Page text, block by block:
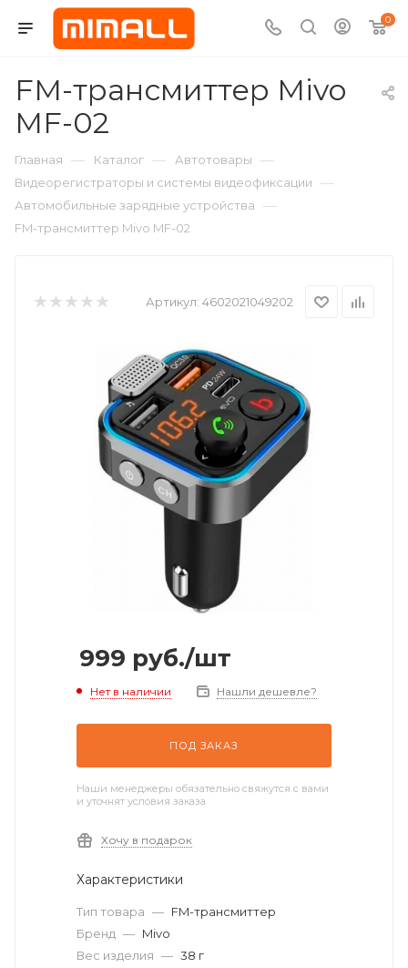
0
FM-трансмиттер Mivo
MF-02
Главная — Каталог — Автотовары —
Видеорегистраторы и системы видеофиксации —
Автомобильные зарядные устройства —
FM-трансмиттер Mivo MF-02
Артикул: 4602021049202
999 руб./шт
Нет в наличии Нашли дешевле?
ПОД ЗАКАЗ
Наши менеджеры обязательно свяжутся с вами
и уточнят условия заказа
Хочу в подарок
Характеристики
Тип товара — FM-трансмиттер
Бренд — Mivo
Вес изделия — 38 г